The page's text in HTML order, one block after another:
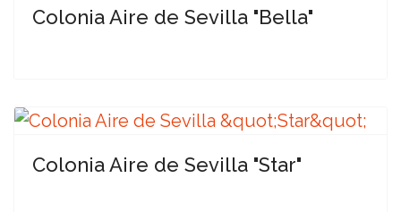
Colonia Aire de Sevilla "Bella"
Colonia Aire de Sevilla "Star"